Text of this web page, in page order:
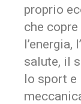
proprio
che
salute, il
lo sport e